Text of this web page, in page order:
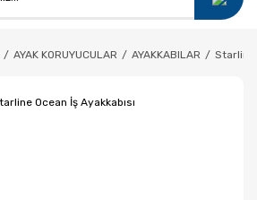
AYAK KORUYUCULAR AYAKKABILAR Starline